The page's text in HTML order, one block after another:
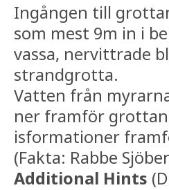
Ingången till
som mest 9m in i
vassa, nervittrade
strandgrotta.
Vatten från
ner framför
isformationer
(Fakta: Rabbe
Additional Hints (